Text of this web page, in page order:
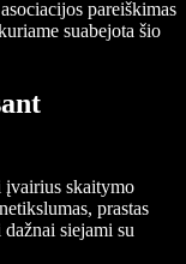
pareiškimas
suabejota šio
įvairius skaitymo
prastas
siejami su